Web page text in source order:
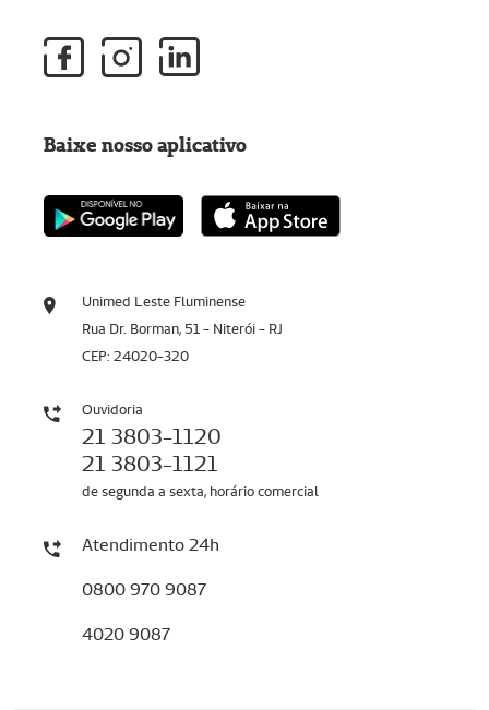
Unimed Leste Fluminense
Rua Dr. Borman, 51 - Niterói - RJ
CEP: 24020-320
Ouvidoria
21 3803-1120
21 3803-1121
de segunda a sexta, horário comercial
Atendimento 24h
0800 970 9087
4020 9087
Baixe nosso aplicativo